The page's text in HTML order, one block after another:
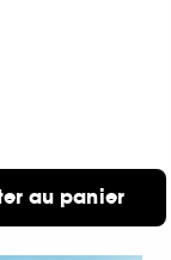
au panier